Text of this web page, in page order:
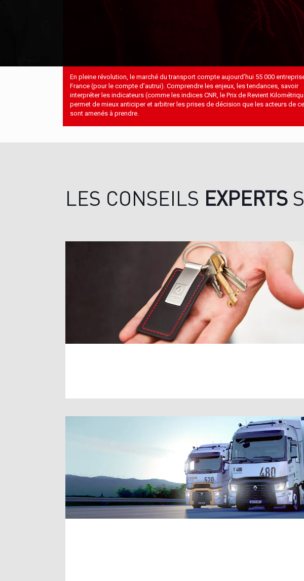
En pleine révolution, le marché du transport compte aujourd’hui 55 000
France (pour le compte d’autrui). Comprendre les enjeux, les tendances, savoir
interpréter les indicateurs (comme les indices CNR, le Prix de Revient
permet de mieux anticiper et arbitrer les prises de décision que les acteurs de
sont amenés à prendre.
LES CONSEILS EXPERTS